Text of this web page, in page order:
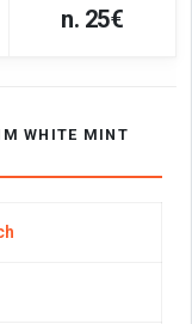
n. 25€
WHITE MINT